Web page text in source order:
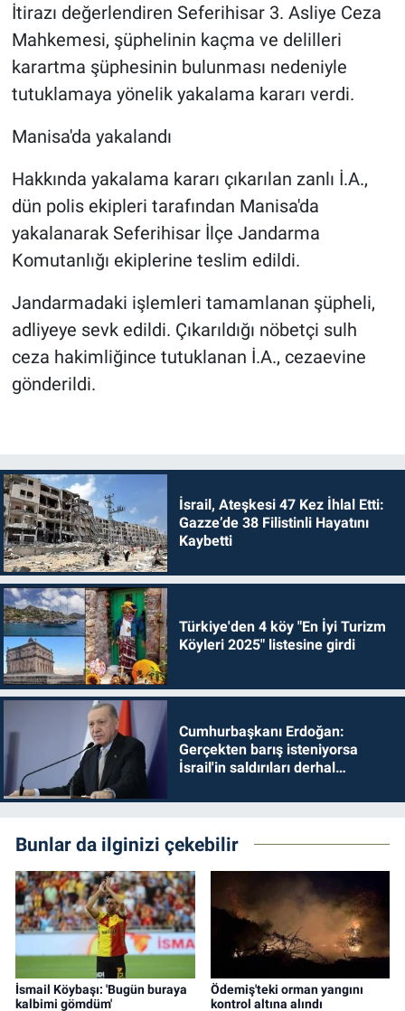
İtirazı değerlendiren Seferihisar 3. Asliye Ceza
Mahkemesi, şüphelinin kaçma ve delilleri
karartma şüphesinin bulunması nedeniyle
tutuklamaya yönelik yakalama kararı verdi.
Manisa'da yakalandı
Hakkında yakalama kararı çıkarılan zanlı İ.A.,
dün polis ekipleri tarafından Manisa'da
yakalanarak Seferihisar İlçe Jandarma
Komutanlığı ekiplerine teslim edildi.
Jandarmadaki işlemleri tamamlanan şüpheli,
adliyeye sevk edildi. Çıkarıldığı nöbetçi sulh
ceza hakimliğince tutuklanan İ.A., cezaevine
gönderildi.
İsrail, Ateşkesi 47 Kez İhlal Etti:
Gazze’de 38 Filistinli Hayatını
Kaybetti
Türkiye'den 4 köy "En İyi Turizm
Köyleri 2025" listesine girdi
Cumhurbaşkanı Erdoğan:
Gerçekten barış isteniyorsa
İsrail'in saldırıları derhal
Bunlar da ilginizi çekebilir
İsmail Köybaşı: 'Bugün buraya
kalbimi gömdüm'
Ödemiş'teki orman yangını
kontrol altına alındı